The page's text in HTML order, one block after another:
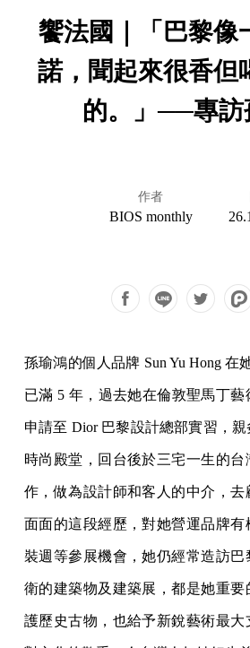
饗法國｜「巴黎像
諾，聞起來很香但
的。」──專訪
作者
BIOS monthly
孫瑜鴻的個人品牌 Sun Yu Hong 在
已滿 5 年，過去她在倫敦聖馬丁
申請至 Dior 巴黎設計總部實習，
時尚殿堂，回台後於三宅一生的
作，做為設計師和客人的中介，
面面的這段經歷，對她營運品牌
裝週等參展機會，她仍經常造訪
衛的建築物及建築展，都是她重要
護歷史古物，也給予新銳藝術最